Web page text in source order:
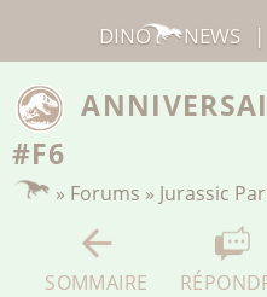
#F6
» Forums » Jurassic
SOMMAIRE
DINO NEWS |